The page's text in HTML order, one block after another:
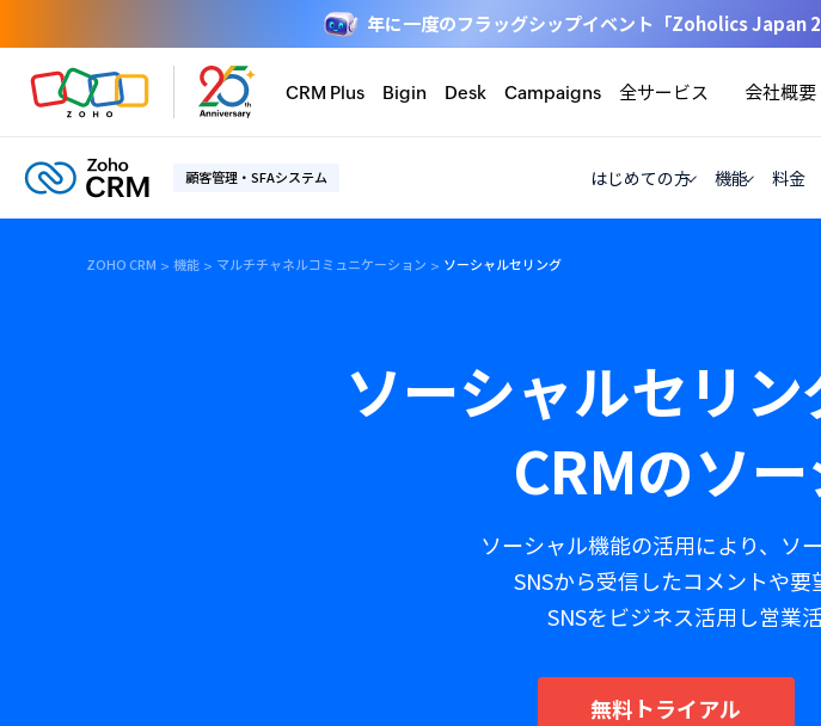
年に一度のフラッグシップイベント「Zoholics Japan
CRM Plus Bigin Desk Campaigns 全サービス 会社概要
顧客管理・SFAシステム はじめての方 機能 料金
ZOHO CRM 機能 マルチチャネルコミュニケーション ソーシャルセリング
ソーシャルセリ
CRMのソ
ソーシャル機能の活用により、ソ
SNSから受信したコメントや要
SNSをビジネス活用し営業
無料トライアル